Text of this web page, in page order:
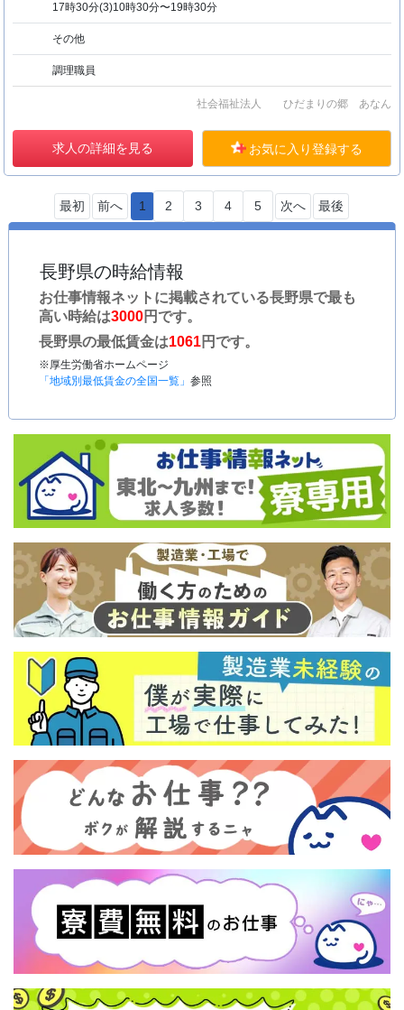
17時30分(3)10時30分〜19時30分
その他
調理職員
社会福祉法人 ひだまりの郷 あなん
求人の詳細を見る お気に入り登録する
最初 前へ 1 2 3 4 5 次へ 最後
長野県の時給情報
お仕事情報ネットに掲載されている長野県で最も
高い時給は3000円です。
長野県の最低賃金は1061円です。
※厚生労働省ホームページ
「地域別最低賃金の全国一覧」 参照